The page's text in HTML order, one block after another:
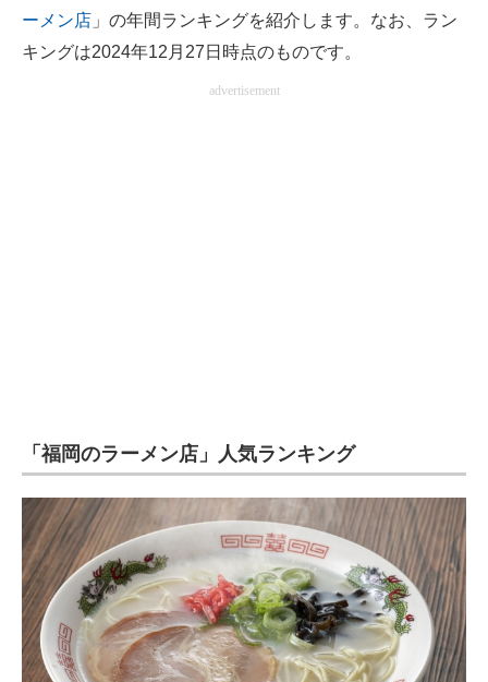
進化するPCとデバイスの未来
好きが集まる 比べて選べる
製造業のIT導入・活用を支援
モノづくり技術者専門サイト
エレクトロニクス専門サイト
電子設計の基本と応用
エネルギーの専門メディア
ーメン店 」の年間ランキングを紹介します。なお、ラン
キングは2024年12月27日時点のものです。
advertisement
「福岡のラーメン店」人気ランキング